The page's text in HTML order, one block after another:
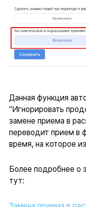
Данная функция
“Игнорировать
замене приема в
переводит прием в
время, на которое
Более подробнее о
тут: